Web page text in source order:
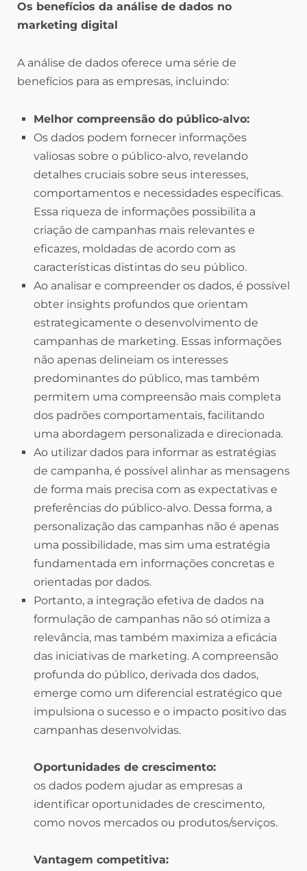
Os benefícios da análise de dados no
marketing digital
A análise de dados oferece uma série de
benefícios para as empresas, incluindo:
Melhor compreensão do público-alvo:
Os dados podem fornecer informações
valiosas sobre o público-alvo, revelando
detalhes cruciais sobre seus interesses,
comportamentos e necessidades específicas.
Essa riqueza de informações possibilita a
criação de campanhas mais relevantes e
eficazes, moldadas de acordo com as
características distintas do seu público.
Ao analisar e compreender os dados, é possível
obter insights profundos que orientam
estrategicamente o desenvolvimento de
campanhas de marketing. Essas informações
não apenas delineiam os interesses
predominantes do público, mas também
permitem uma compreensão mais completa
dos padrões comportamentais, facilitando
uma abordagem personalizada e direcionada.
Ao utilizar dados para informar as estratégias
de campanha, é possível alinhar as mensagens
de forma mais precisa com as expectativas e
preferências do público-alvo. Dessa forma, a
personalização das campanhas não é apenas
uma possibilidade, mas sim uma estratégia
fundamentada em informações concretas e
orientadas por dados.
Portanto, a integração efetiva de dados na
formulação de campanhas não só otimiza a
relevância, mas também maximiza a eficácia
das iniciativas de marketing. A compreensão
profunda do público, derivada dos dados,
emerge como um diferencial estratégico que
impulsiona o sucesso e o impacto positivo das
campanhas desenvolvidas.
Oportunidades de crescimento:
os dados podem ajudar as empresas a
identificar oportunidades de crescimento,
como novos mercados ou produtos/serviços.
Vantagem competitiva: